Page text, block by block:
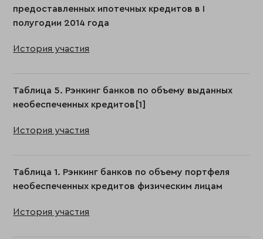
предоставленных ипотечных кредитов в I
полугодии 2014 года
История участия
Таблица 5. Рэнкинг банков по объему выданных
необеспеченных кредитов[1]
История участия
Таблица 1. Рэнкинг банков по объему портфеля
необеспеченных кредитов физическим лицам
История участия